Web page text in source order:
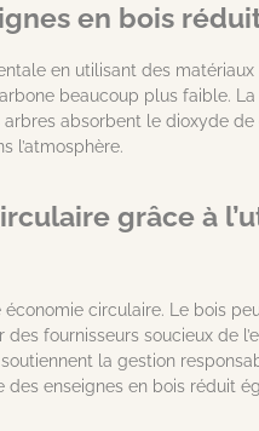
en bois
en utilisant des
beaucoup plus faible.
absorbent le dioxyde
l’atmosphère.
grâce à
économie circulaire. Le bois
fournisseurs soucieux de
la gestion
enseignes en bois réduit